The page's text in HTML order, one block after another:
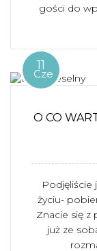
gości do
11
Cze
O CO
Podjęliście
życiu-
Znacie się z
już ze